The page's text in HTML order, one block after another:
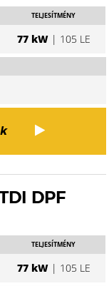
TELJESÍTMÉNY
77 kW| 105 LE
DPF
TELJESÍTMÉNY
77 kW| 105 LE